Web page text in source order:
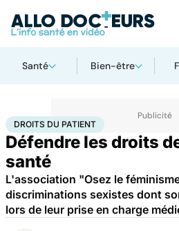
Santé Bien-être
AccueilSantéDroits du patient
DROITS DU PATIENT
Défendre les droits
santé
L'association "Osez le
discriminations sexistes dont
lors de leur prise en charge